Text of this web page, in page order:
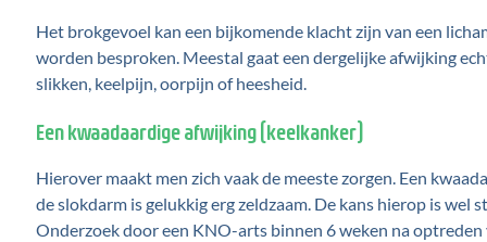
Het brokgevoel kan een bijkomende klacht zijn van een
worden besproken. Meestal gaat een dergelijke afwijking
slikken, keelpijn, oorpijn of heesheid.
Een kwaadaardige afwijking (keelkanker)
Hierover maakt men zich vaak de meeste zorgen. Een
de slokdarm is gelukkig erg zeldzaam. De kans hierop is
Onderzoek door een KNO-arts binnen 6 weken na